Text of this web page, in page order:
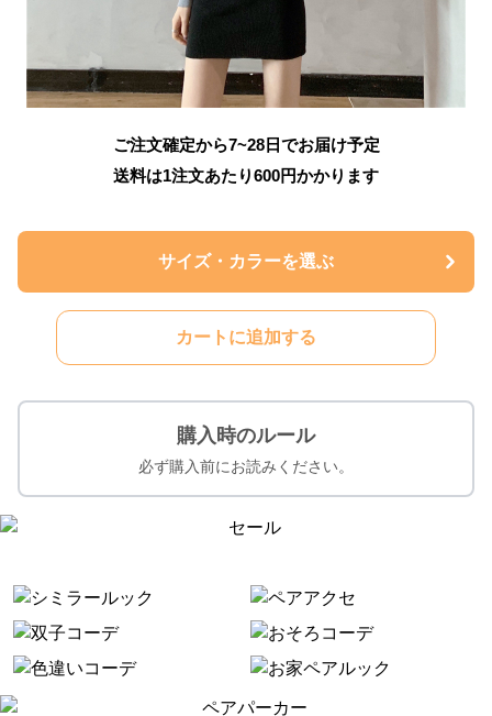
ご注文確定から7~28日でお届け予定
送料は1注文あたり600円かかります
サイズ・カラーを選ぶ
カートに追加する
購入時のルール
必ず購入前にお読みください。